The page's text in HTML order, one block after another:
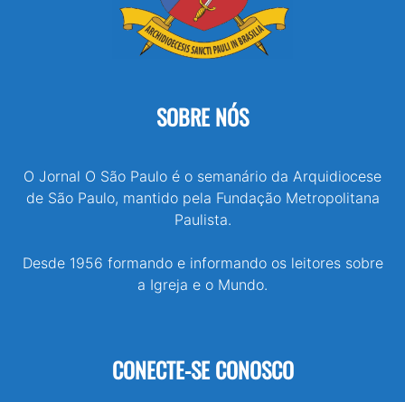
SOBRE NÓS
O Jornal O São Paulo é o semanário da Arquidiocese
de São Paulo, mantido pela Fundação Metropolitana
Paulista.
Desde 1956 formando e informando os leitores sobre
a Igreja e o Mundo.
CONECTE-SE CONOSCO